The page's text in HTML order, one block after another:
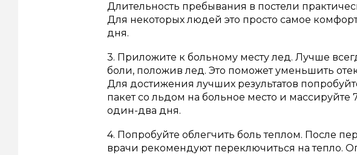
Длительность пребывания в постели
Для некоторых людей это просто самое
дня.
3. Приложите к больному месту лед. Лучше
боли, положив лед. Это поможет уменьшить
Для достижения лучших результатов
пакет со льдом на больное место и массируйте
один-два дня.
4. Попробуйте облегчить боль теплом. После
врачи рекомендуют переключиться на тепло.